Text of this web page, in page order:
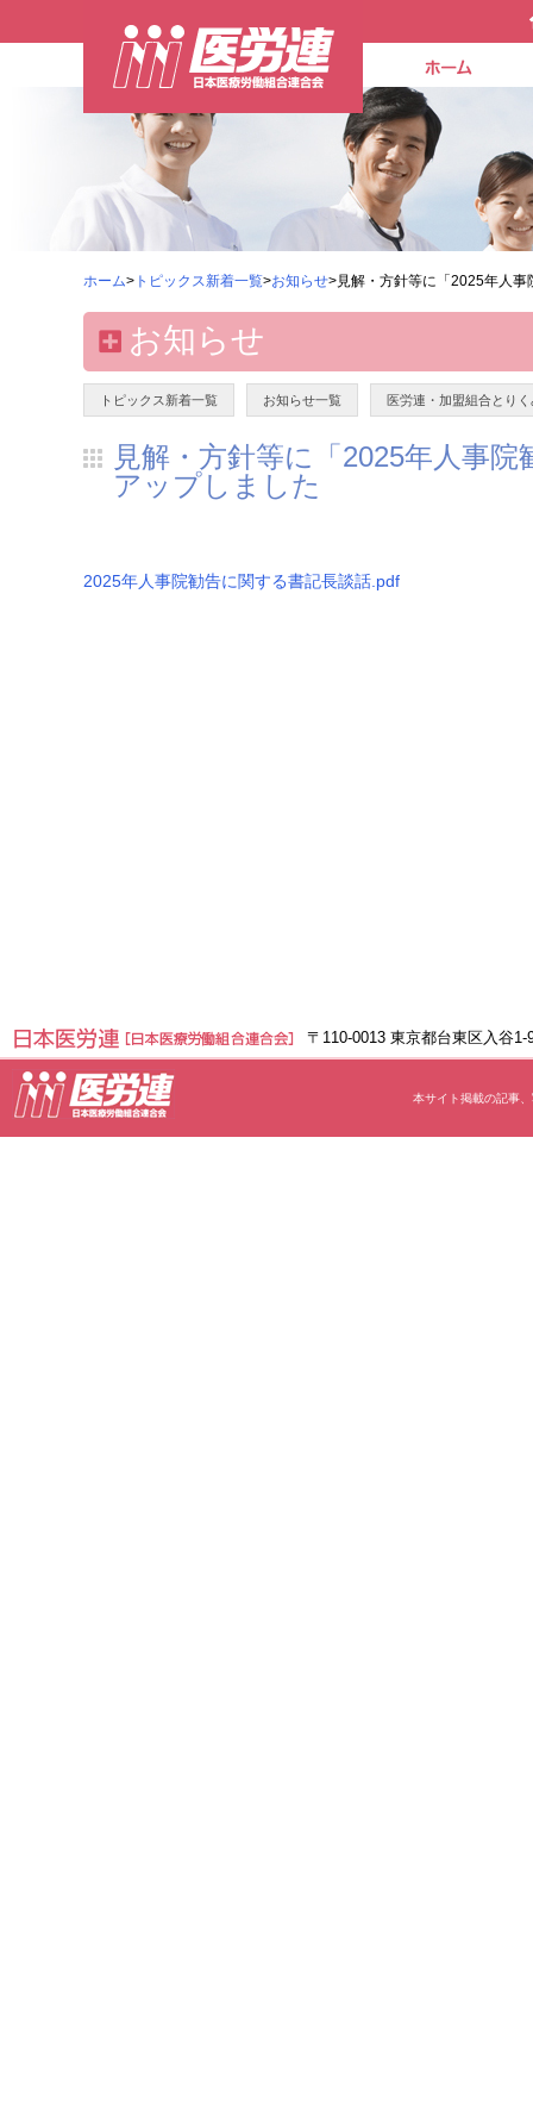
ホーム> トピックス新着一覧>お知らせ>見解・方針等に「2025年人
お知らせ
トピックス新着一覧 お知らせ一覧 医労連・加盟組合とり
見解・方針等に「2025年人事
アップしました
2025年人事院勧告に関する書記長談話.pdf
〒110-0013 東京都台東区入谷
本サイト掲載の記事